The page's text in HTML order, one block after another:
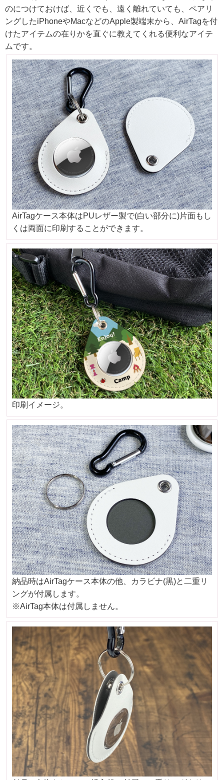
のにつけておけば、近くでも、遠く離れていても、ペアリ
ングしたiPhoneやMacなどのApple製端末から、AirTagを付
けたアイテムの在りかを直ぐに教えてくれる便利なアイテ
ムです。
AirTagケース本体はPUレザー製で(白い部分に)片面もし
くは両面に印刷することができます。
印刷イメージ。
納品時はAirTagケース本体の他、カラビナ(黒)と二重リ
ングが付属します。
※AirTag本体は付属しません。